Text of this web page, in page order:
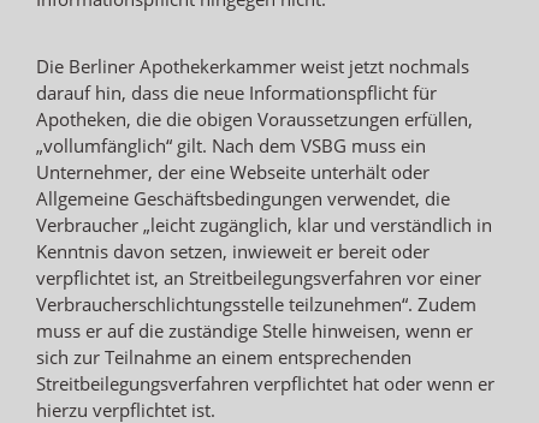
Die Berliner Apothekerkammer weist jetzt nochmals
darauf hin, dass die neue Informationspflicht für
Apotheken, die die obigen Voraussetzungen erfüllen,
„vollumfänglich“ gilt. Nach dem VSBG muss ein
Unternehmer, der eine Webseite unterhält oder
Allgemeine Geschäftsbedingungen verwendet, die
Verbraucher „leicht zugänglich, klar und verständlich in
Kenntnis davon setzen, inwieweit er bereit oder
verpflichtet ist, an Streitbeilegungsverfahren vor einer
Verbraucherschlichtungsstelle teilzunehmen“. Zudem
muss er auf die zuständige Stelle hinweisen, wenn er
sich zur Teilnahme an einem entsprechenden
Streitbeilegungsverfahren verpflichtet hat oder wenn er
hierzu verpflichtet ist.